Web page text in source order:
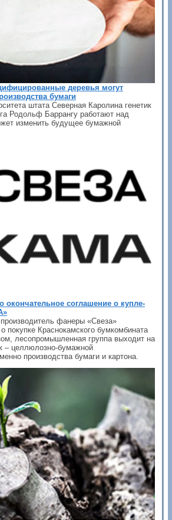
деревья могут
бумаги
штата Северная Каролина генетик
Родольф Баррангу работают над
изменить будущее бумажной
окончательное соглашение о купле-
фанеры «Свеза»
покупке Краснокамского бумкомбината
лесопромышленная группа выходит на
– целлюлозно-бумажной
производства бумаги и картона.